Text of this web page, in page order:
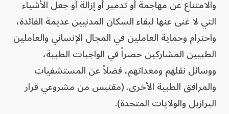
والامتناع عن مهاجمة أو تدمير أو إزالة أو جعل الأشياء
التي لا غنى عنها لبقاء السكان المدنيين عديمة الفائدة،
واحترام وحماية العاملين في المجال الإنساني والعاملين
الطبيين المشاركين حصراً في الواجبات الطبية،
ووسائل نقلهم ومعداتهم، فضلاً عن المستشفيات
والمرافق الطبية الأخرى. (مقتبس من مشروعي قرار
البرازيل والولايات المتحدة).